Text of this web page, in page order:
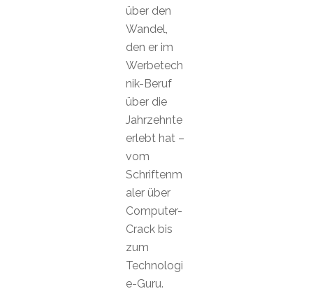
über den
Wandel,
den er im
Werbetech
nik-Beruf
über die
Jahrzehnte
erlebt hat –
vom
Schriftenm
aler über
Computer-
Crack bis
zum
Technologi
e-Guru.